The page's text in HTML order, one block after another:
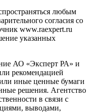
любым
согласия со
www.raexpert.ru
указанных
АО «Эксперт РА» и
рекомендацией
иные ценные бумаги
решения. Агентство
в связи с
выводами,